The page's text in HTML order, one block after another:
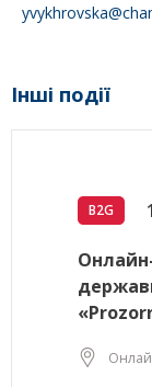
Інші події
B2G